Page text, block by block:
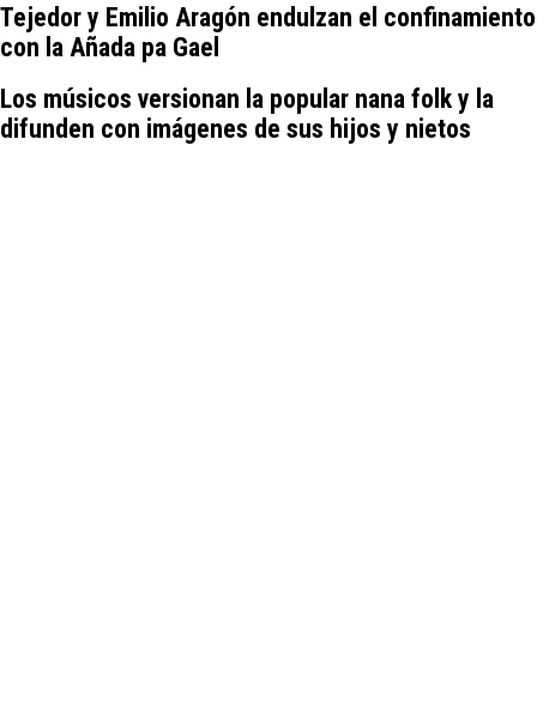
Tejedor y Emilio Aragón endulzan el confinamiento
con la Añada pa Gael
Los músicos versionan la popular nana folk y la
difunden con imágenes de sus hijos y nietos